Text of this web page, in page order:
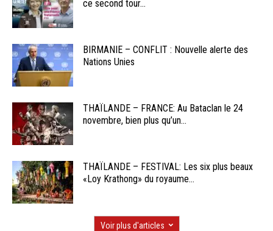
ce second tour...
BIRMANIE – CONFLIT : Nouvelle alerte des
Nations Unies
THAÏLANDE – FRANCE: Au Bataclan le 24
novembre, bien plus qu’un...
THAÏLANDE – FESTIVAL: Les six plus beaux
«Loy Krathong» du royaume...
Voir plus d'articles